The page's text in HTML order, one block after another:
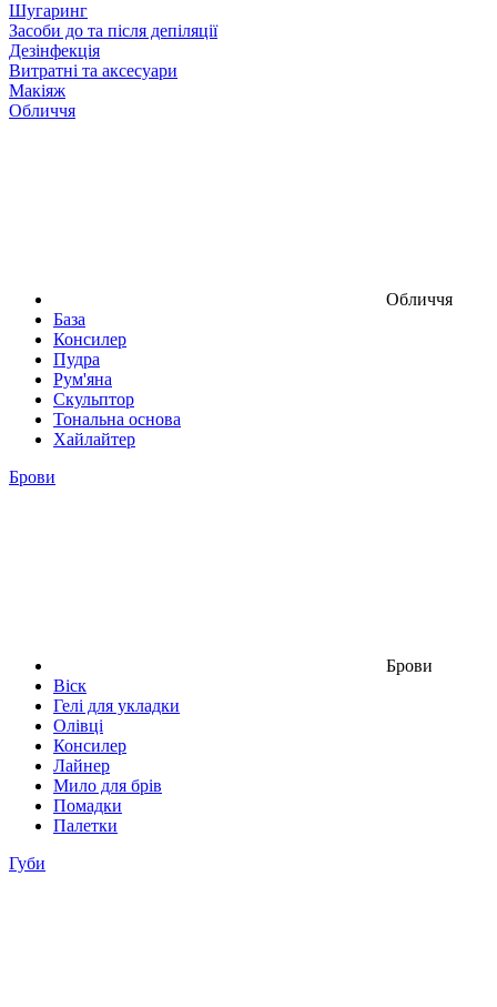
Шугаринг
Засоби до та після депіляції
Дезінфекція
Витратні та аксесуари
Макіяж
Обличчя
Обличчя
База
Консилер
Пудра
Рум'яна
Скульптор
Тональна основа
Хайлайтер
Брови
Брови
Віск
Гелі для укладки
Олівці
Консилер
Лайнер
Мило для брів
Помадки
Палетки
Губи